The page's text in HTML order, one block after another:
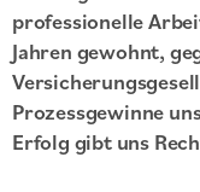
professionelle
Jahren gewohnt,
Prozessgewinne
Erfolg gibt uns